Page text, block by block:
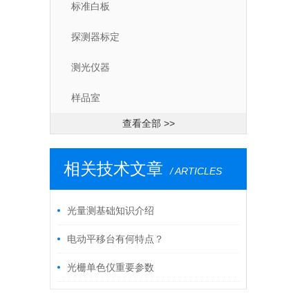
标准白板
探测器标定
测光仪器
样品室
查看全部 >>
相关技术文章 / ARTICLES
光量测基础知识介绍
电动平移台有何特点？
光栅单色仪重要参数